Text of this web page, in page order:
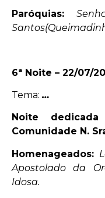
Paróquias:
6ª Noite – 22/07/
Tema: …
Noite
Comunidade N.
Homenageados:
Apostolado da
Idosa.